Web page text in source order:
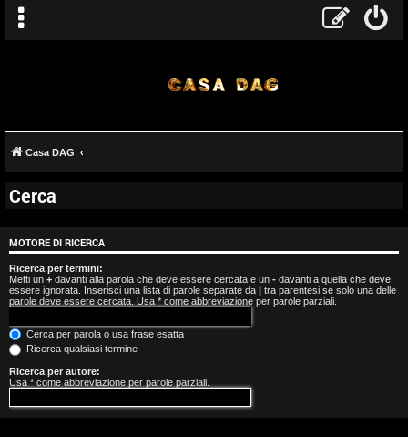
A
r
g
o
m
e
n
Casa DAG
Cerca
MOTORE DI RICERCA
Ricerca per termini:
Metti un + davanti alla parola che deve essere cercata e un - davanti a quella che deve
essere ignorata. Inserisci una lista di parole separate da | tra parentesi se solo una delle
parole deve essere cercata. Usa * come abbreviazione per parole parziali.
Cerca per parola o usa frase esatta
Ricerca qualsiasi termine
Ricerca per autore:
Usa * come abbreviazione per parole parziali.